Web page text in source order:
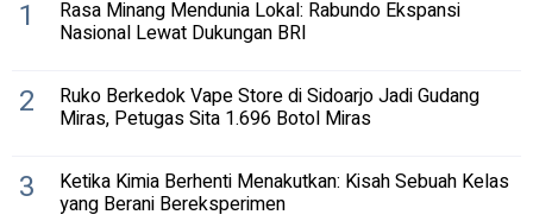
1 Rasa Minang Mendunia Lokal: Rabundo Ekspansi
Nasional Lewat Dukungan BRI
2 Ruko Berkedok Vape Store di Sidoarjo Jadi Gudang
Miras, Petugas Sita 1.696 Botol Miras
3 Ketika Kimia Berhenti Menakutkan: Kisah Sebuah Kelas
yang Berani Bereksperimen